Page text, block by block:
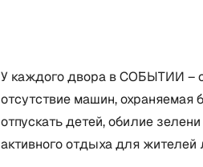
У каждого двора в СОБЫТИИ –
отсутствие машин, охраняемая
отпускать детей, обилие
активного отдыха для жителей